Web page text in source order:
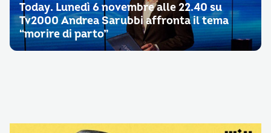
Today. Lunedì 6 novembre alle 22.40 su
Tv2000 Andrea Sarubbi affronta il tema
“morire di parto”